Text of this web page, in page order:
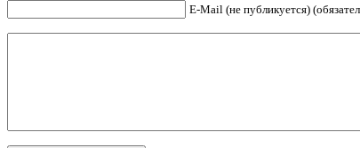
E-Mail (не публикуется)